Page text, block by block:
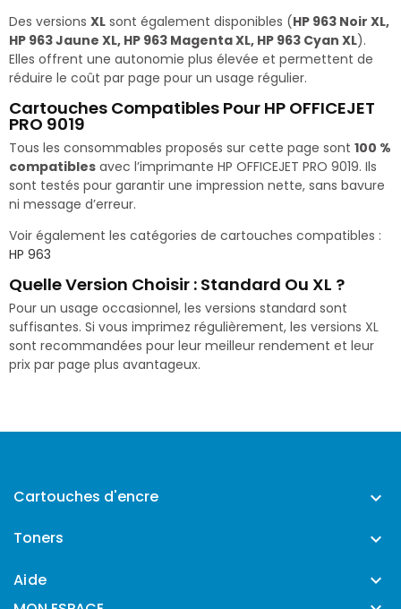
Des versions XL sont également disponibles (HP 963 Noir XL,
HP 963 Jaune XL, HP 963 Magenta XL, HP 963 Cyan XL).
Elles offrent une autonomie plus élevée et permettent de
réduire le coût par page pour un usage régulier.
Cartouches Compatibles Pour HP OFFICEJET
PRO 9019
Tous les consommables proposés sur cette page sont 100 %
compatibles avec l’imprimante HP OFFICEJET PRO 9019. Ils
sont testés pour garantir une impression nette, sans bavure
ni message d’erreur.
Voir également les catégories de cartouches compatibles :
HP 963
Quelle Version Choisir : Standard Ou XL ?
Pour un usage occasionnel, les versions standard sont
suffisantes. Si vous imprimez régulièrement, les versions XL
sont recommandées pour leur meilleur rendement et leur
prix par page plus avantageux.
Cartouches d'encre 
Toners 
Aide 